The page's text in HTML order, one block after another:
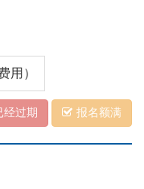
）
经过期 报名额满